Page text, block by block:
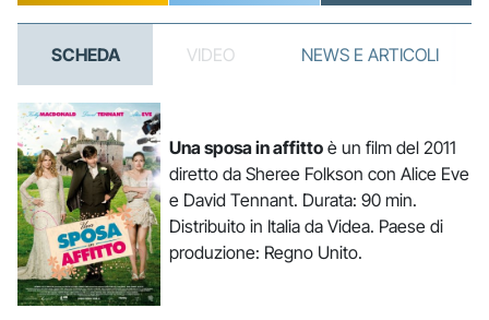
SCHEDA VIDEO NEWS E ARTICOLI
Una sposa in affittoè un film del 2011
diretto da Sheree Folkson con Alice Eve
e David Tennant. Durata: 90 min.
Distribuito in Italia da Videa. Paese di
produzione: Regno Unito.